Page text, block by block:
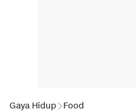
Gaya Hidup Food